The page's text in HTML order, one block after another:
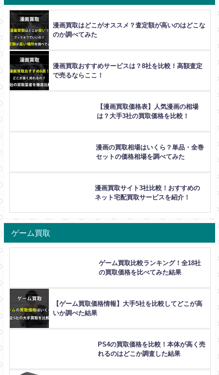
漫画買取はどこがオススメ？査定額が高いのはどこな
のか調べてみた
漫画買取おすすめサービスは？8社を比較！高額査定
で売るならここ！
【漫画買取価格表】人気漫画の相場
は？大手3社の買取価格を比較！
漫画の買取相場はいくら？単品・全巻
セットの価格相場を調べてみた
漫画買取サイト3社比較！おすすめの
ネット宅配買取サービスを紹介！
ゲーム買取
ゲーム買取比較ランキング！全18社
の買取価格を比べてみた結果
【ゲーム買取価格情報】大手5社を比較してどこが高
いか調べた結果
PS4の買取価格を比較！本体が高く売
れるのはどこか調査した結果